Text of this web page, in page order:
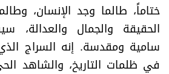
​ختاماً، طالما وجد الإنسان،
الحقيقة والجمال والعدالة،
سامية ومقدسة. إنه السراج
في ظلمات التاريخ، والشاهد